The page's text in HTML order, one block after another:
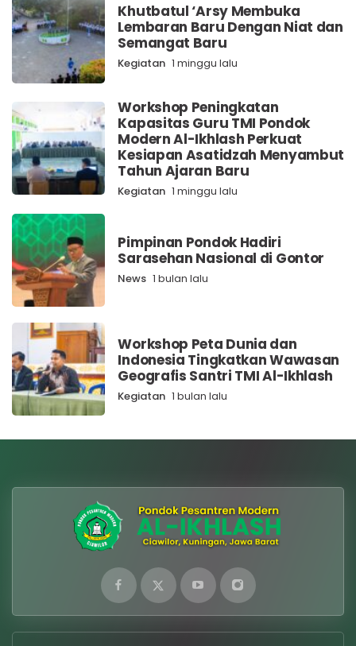
Khutbatul ‘Arsy Membuka
Lembaran Baru Dengan Niat dan
Semangat Baru
Kegiatan 1 minggu lalu
Workshop Peningkatan
Kapasitas Guru TMI Pondok
Modern Al-Ikhlash Perkuat
Kesiapan Asatidzah Menyambut
Tahun Ajaran Baru
Kegiatan 1 minggu lalu
Pimpinan Pondok Hadiri
Sarasehan Nasional di Gontor
News 1 bulan lalu
Workshop Peta Dunia dan
Indonesia Tingkatkan Wawasan
Geografis Santri TMI Al-Ikhlash
Kegiatan 1 bulan lalu